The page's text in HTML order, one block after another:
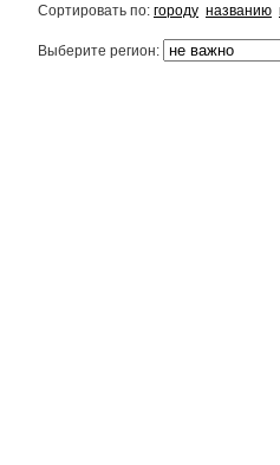
Сортировать по: городу названию
Выберите регион: